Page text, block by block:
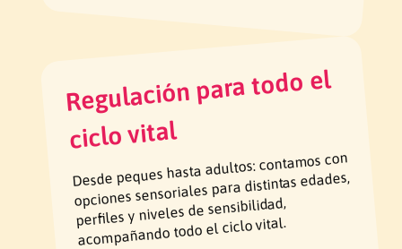
Regulación para todo el
ciclo vital
Desde peques hasta adultos: contamos con
opciones sensoriales para distintas edades,
perfiles y niveles de sensibilidad,
acompañando todo el ciclo vital.